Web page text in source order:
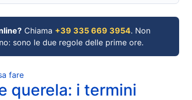
Chiama +39 335 669 3954. Non
sono le due regole delle prime ore.
fare
querela: i termini